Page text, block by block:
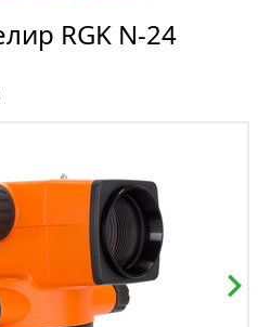
RGK N-24